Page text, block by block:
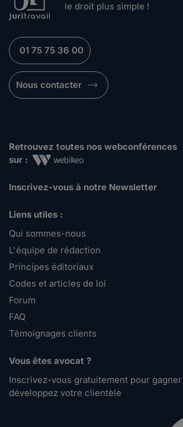
le droit plus simple !
01 75 75 36 00
Nous contacter
Retrouvez toutes nos webconférences
sur :
Inscrivez-vous à notre Newsletter
Liens utiles :
Qui sommes-nous
L'équipe de rédaction
Principes éditoriaux
Codes et articles de loi
Forum
FAQ
Témoignages clients
Vous êtes avocat ?
Inscrivez-vous gratuitement pour
développez votre clientèle